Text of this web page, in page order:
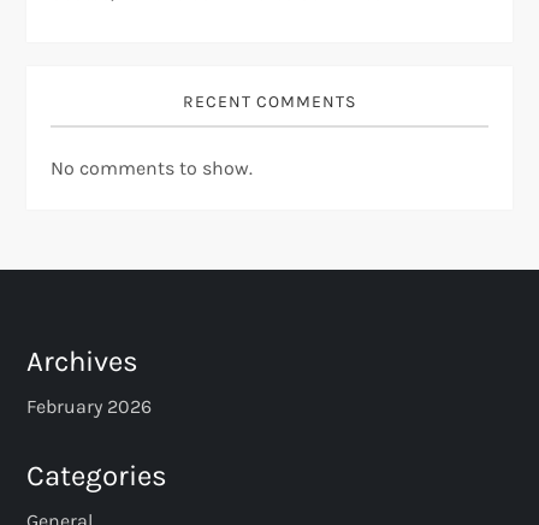
RECENT COMMENTS
No comments to show.
Archives
February 2026
Categories